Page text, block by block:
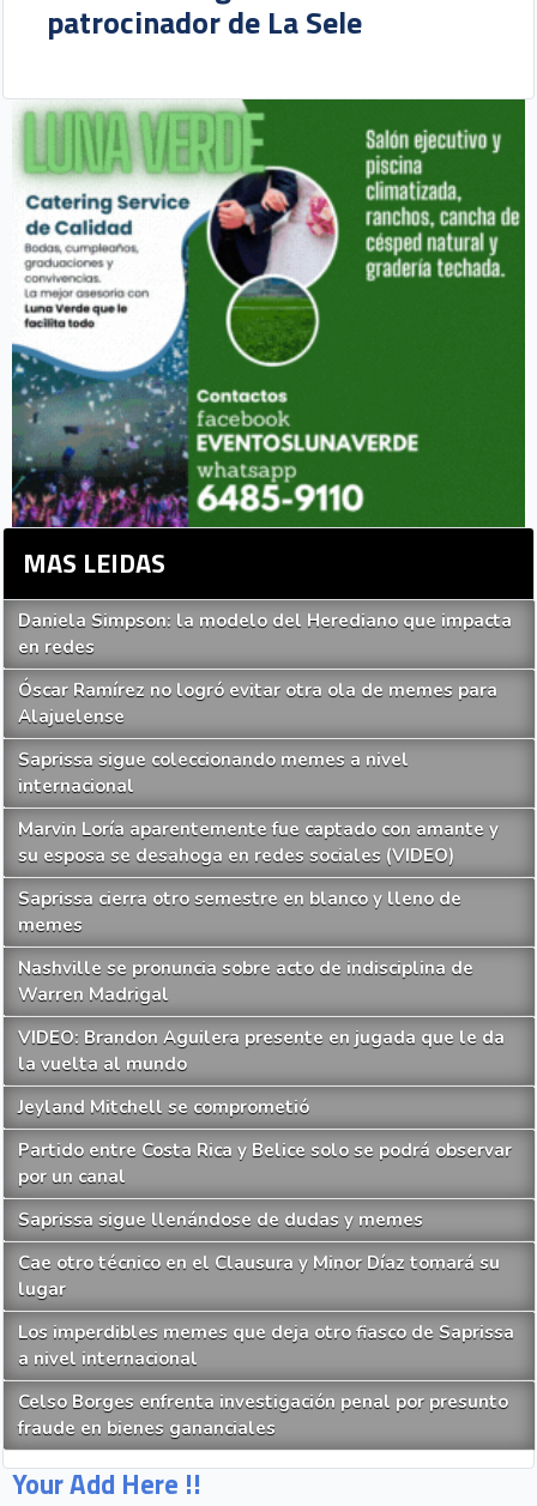
patrocinador de La Sele
MAS LEIDAS
Daniela Simpson: la modelo del Herediano que impacta
en redes
Óscar Ramírez no logró evitar otra ola de memes para
Alajuelense
Saprissa sigue coleccionando memes a nivel
internacional
Marvin Loría aparentemente fue captado con amante y
su esposa se desahoga en redes sociales (VIDEO)
Saprissa cierra otro semestre en blanco y lleno de
memes
Nashville se pronuncia sobre acto de indisciplina de
Warren Madrigal
VIDEO: Brandon Aguilera presente en jugada que le da
la vuelta al mundo
Jeyland Mitchell se comprometió
Partido entre Costa Rica y Belice solo se podrá observar
por un canal
Saprissa sigue llenándose de dudas y memes
Cae otro técnico en el Clausura y Minor Díaz tomará su
lugar
Los imperdibles memes que deja otro fiasco de Saprissa
a nivel internacional
Celso Borges enfrenta investigación penal por presunto
fraude en bienes gananciales
Your Add Here !!